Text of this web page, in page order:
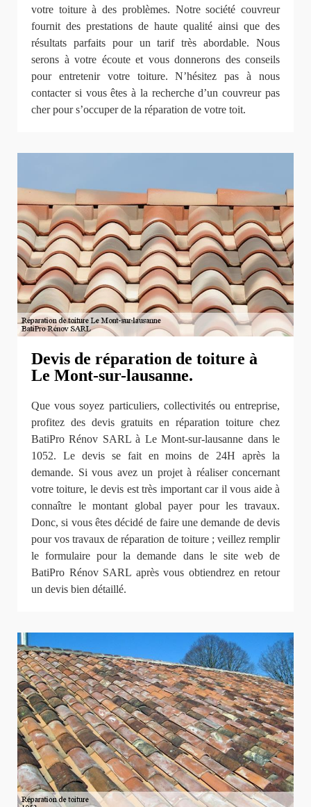
votre toiture à des problèmes. Notre société couvreur
fournit des prestations de haute qualité ainsi que des
résultats parfaits pour un tarif très abordable. Nous
serons à votre écoute et vous donnerons des conseils
pour entretenir votre toiture. N’hésitez pas à nous
contacter si vous êtes à la recherche d’un couvreur pas
cher pour s’occuper de la réparation de votre toit.
Devis de réparation de toiture à
Le Mont-sur-lausanne.
Que vous soyez particuliers, collectivités ou entreprise,
profitez des devis gratuits en réparation toiture chez
BatiPro Rénov SARL à Le Mont-sur-lausanne dans le
1052. Le devis se fait en moins de 24H après la
demande. Si vous avez un projet à réaliser concernant
votre toiture, le devis est très important car il vous aide à
connaître le montant global payer pour les travaux.
Donc, si vous êtes décidé de faire une demande de devis
pour vos travaux de réparation de toiture ; veillez remplir
le formulaire pour la demande dans le site web de
BatiPro Rénov SARL après vous obtiendrez en retour
un devis bien détaillé.